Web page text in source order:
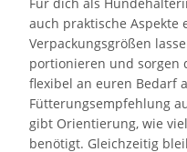
auch praktische Aspekte
Verpackungsgrößen
portionieren und sorgen
flexibel an euren Bedarf
Fütterungsempfehlung
gibt Orientierung, wie
benötigt. Gleichzeitig